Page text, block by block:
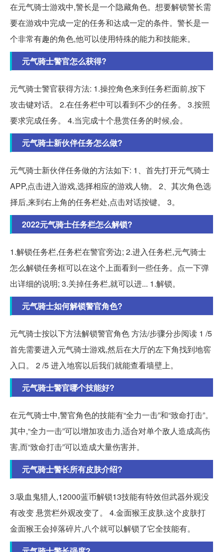
在元气骑士游戏中,警长是一个隐藏角色。想要解锁警长需
要在游戏中完成一定的任务和达成一定的条件。警长是一
个非常有趣的角色,他可以使用特殊的能力和技能来。
元气骑士警官怎么获得?
元气骑士警官获得方法: 1.操控角色来到任务栏面前,按下
攻击键对话。 2.在任务栏中可以看到不少的任务。 3.按照
要求完成任务。 4.当完成十个悬赏任务的时候,会。
元气骑士新伙伴任务怎么做?
元气骑士新伙伴任务做的方法如下: 1、首先打开元气骑士
APP,点击进入游戏,选择相应的游戏人物。 2、其次角色选
择后,来到右上角的任务栏处,点击对话按键。 3。
2022元气骑士任务栏怎么解锁?
1.解锁任务栏,任务栏在警官旁边; 2.进入任务栏,元气骑士
怎么解锁任务框可以在这个上面看到一些任务。点一下弹
出详细的说明; 3.关掉任务栏,就可以进... 1.解锁。
元气骑士如何解锁警官角色?
元气骑士按以下方法解锁警官角色 方法/步骤分步阅读 1 /5
首先需要进入元气骑士游戏,然后在大厅的左下角找到地窖
入口。 2 /5 进入地窖以后我们就能查看墙壁上。
元气骑士警官哪个技能好?
在元气骑士中,警官角色的技能有“全力一击”和“致命打击”。
其中,“全力一击”可以增加攻击力,适合对单个敌人造成高伤
害,而“致命打击”可以造成大量伤害并。
元气骑士警长所有皮肤介绍?
3.吸血鬼猎人,12000蓝币解锁13技能有特效但武器外观没
有改变 悬赏栏外观改变了。 4.金面猴王皮肤,这个皮肤打
金面猴王会掉落碎片,八个就可以解锁了它全技能有。